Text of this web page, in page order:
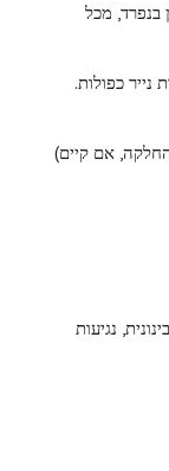
מכל זן בנפרד, מכל
נייר כפולות.
אם קיים)
נגיעות